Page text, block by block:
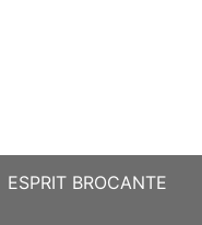
ESPRIT BROCANTE